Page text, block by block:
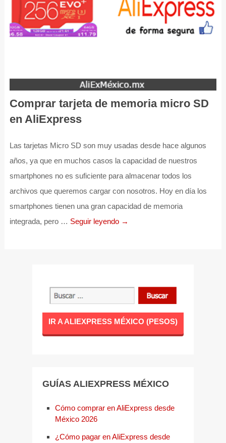
Comprar tarjeta de memoria micro SD
en AliExpress
Las tarjetas Micro SD son muy usadas desde hace algunos
años, ya que en muchos casos la capacidad de nuestros
smartphones no es suficiente para almacenar todos los
archivos que queremos cargar con nosotros. Hoy en día los
smartphones tienen una gran capacidad de memoria
integrada, pero … Seguir leyendo →
IR A ALIEXPRESS MÉXICO (PESOS)
GUÍAS ALIEXPRESS MÉXICO
Cómo comprar en AliExpress desde
México 2026
¿Cómo pagar en AliExpress desde